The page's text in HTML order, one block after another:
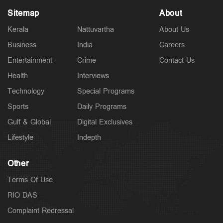
Latest
റൗഡികള്‍ പലതും പറയും; ആയങ്കിക്കെതിരെ തോക്ക്
3 hours ago
Sitemap
Kerala
Business
Entertainment
Health
Technology
Sports
Gulf & Global
Lifestyle
Nattuvartha
India
Crime
Interviews
Special Programs
Daily Programs
Digital Exclusives
Indepth
About
About Us
Careers
Contact Us
Other
Terms Of Use
RIO DAS
Complaint Redressal